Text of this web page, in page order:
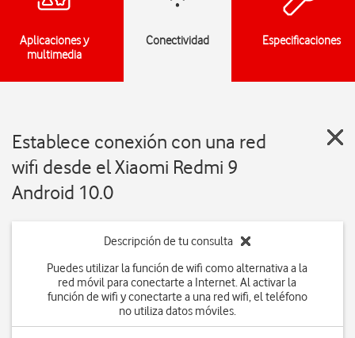
Aplicaciones y
multimedia
Conectividad Especificaciones
Establece conexión con una red
wifi desde el Xiaomi Redmi 9
Android 10.0
Descripción de tu consulta
Puedes utilizar la función de wifi como alternativa a la
red móvil para conectarte a Internet. Al activar la
función de wifi y conectarte a una red wifi, el teléfono
no utiliza datos móviles.